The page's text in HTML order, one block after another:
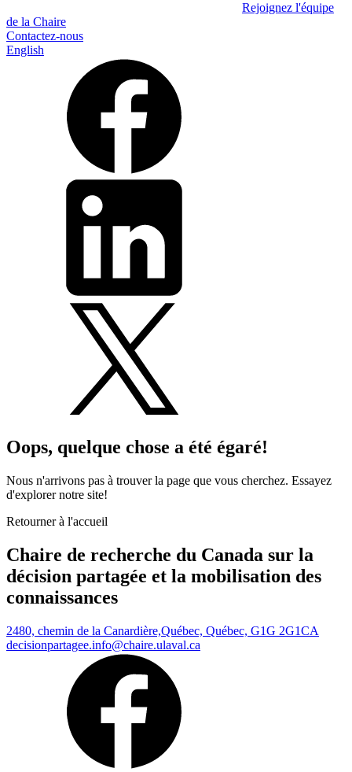
Rejoignez l'équipe
de la Chaire
Contactez-nous
English
Oops, quelque chose a été égaré!
Nous n'arrivons pas à trouver la page que vous cherchez. Essayez
d'explorer notre site!
Retourner à l'accueil
Chaire de recherche du Canada sur la
décision partagée et la mobilisation des
connaissances
2480, chemin de la Canardière,Québec, Québec, G1G 2G1CA
decisionpartagee.info@chaire.ulaval.ca